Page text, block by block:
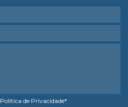
Política de Privacidade*